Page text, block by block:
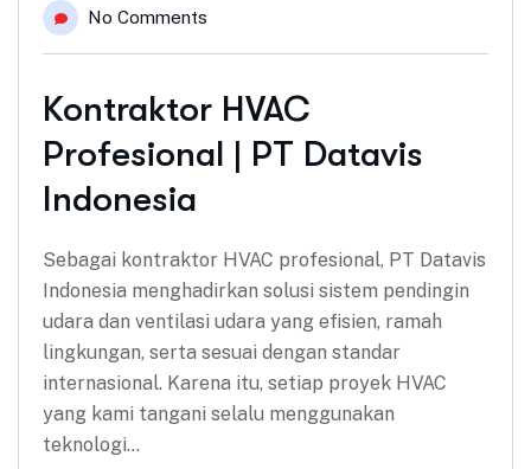
No Comments
Kontraktor HVAC
Profesional | PT Datavis
Indonesia
Sebagai kontraktor HVAC profesional, PT Datavis
Indonesia menghadirkan solusi sistem pendingin
udara dan ventilasi udara yang efisien, ramah
lingkungan, serta sesuai dengan standar
internasional. Karena itu, setiap proyek HVAC
yang kami tangani selalu menggunakan
teknologi…